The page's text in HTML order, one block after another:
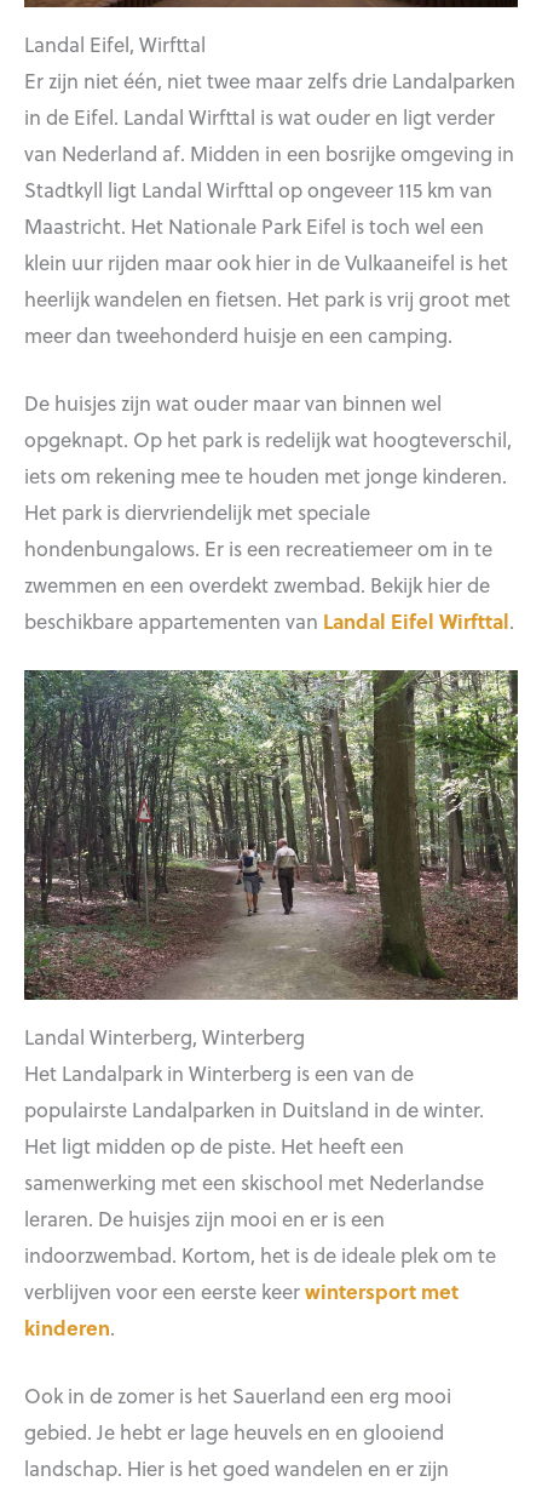
Landal Eifel, Wirfttal
Er zijn niet één, niet twee maar zelfs drie Landalparken
in de Eifel. Landal Wirfttal is wat ouder en ligt verder
van Nederland af. Midden in een bosrijke omgeving in
Stadtkyll ligt Landal Wirfttal op ongeveer 115 km van
Maastricht. Het Nationale Park Eifel is toch wel een
klein uur rijden maar ook hier in de Vulkaaneifel is het
heerlijk wandelen en fietsen. Het park is vrij groot met
meer dan tweehonderd huisje en een camping.
De huisjes zijn wat ouder maar van binnen wel
opgeknapt. Op het park is redelijk wat hoogteverschil,
iets om rekening mee te houden met jonge kinderen.
Het park is diervriendelijk met speciale
hondenbungalows. Er is een recreatiemeer om in te
zwemmen en een overdekt zwembad. Bekijk hier de
beschikbare appartementen van Landal Eifel Wirfttal.
Landal Winterberg, Winterberg
Het Landalpark in Winterberg is een van de
populairste Landalparken in Duitsland in de winter.
Het ligt midden op de piste. Het heeft een
samenwerking met een skischool met Nederlandse
leraren. De huisjes zijn mooi en er is een
indoorzwembad. Kortom, het is de ideale plek om te
verblijven voor een eerste keerwintersport met
kinderen.
Ook in de zomer is het Sauerland een erg mooi
gebied. Je hebt er lage heuvels en en glooiend
landschap. Hier is het goed wandelen en er zijn